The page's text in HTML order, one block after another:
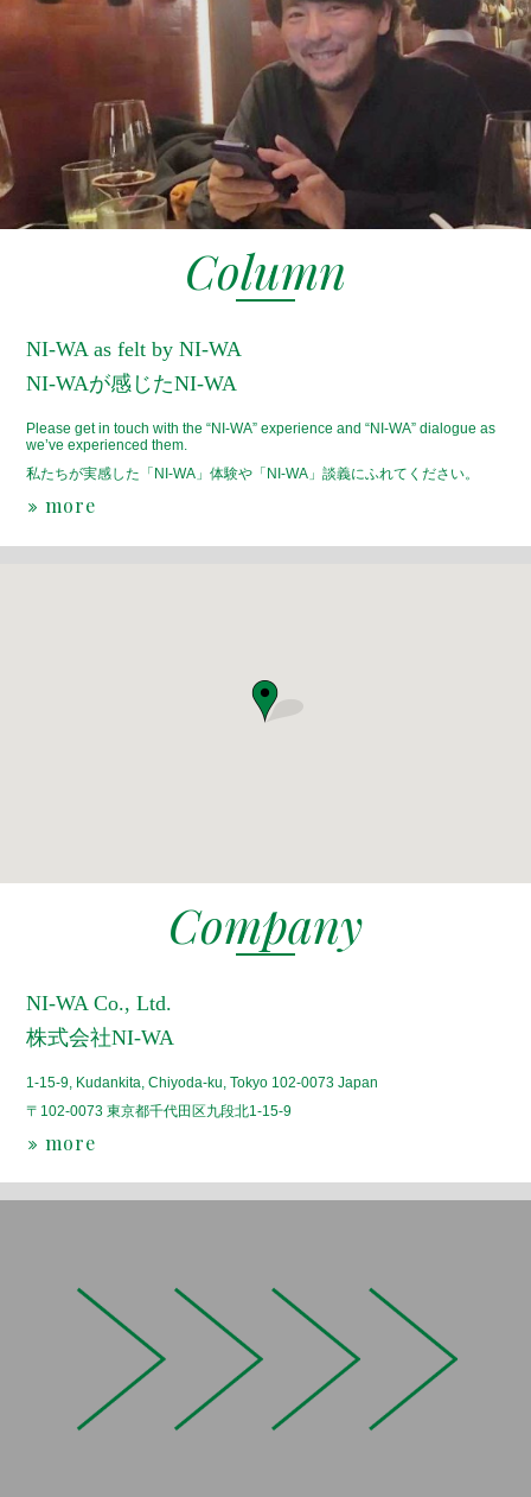
Column
NI-WA as felt by NI-WA
NI-WAが感じたNI-WA
Please get in touch with the “NI-WA” experience and “NI-WA” dialogue as
we’ve experienced them.
私たちが実感した「NI-WA」体験や「NI-WA」談義にふれてください。
more
Company
NI-WA Co., Ltd.
株式会社NI-WA
1-15-9, Kudankita, Chiyoda-ku, Tokyo 102-0073 Japan
〒102-0073 東京都千代田区九段北1-15-9
more